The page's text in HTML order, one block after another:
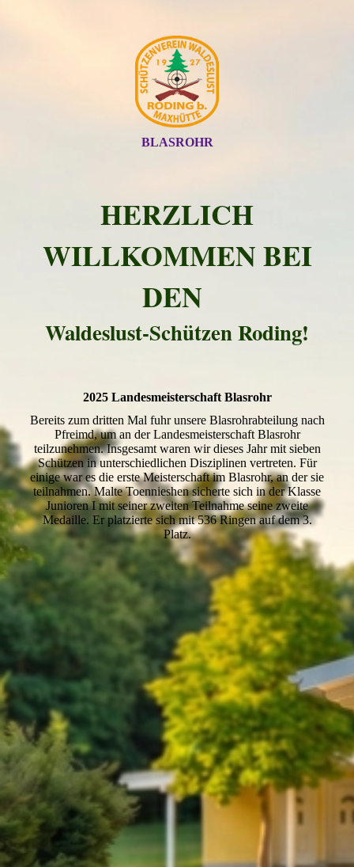
BLASROHR
HERZLICH
WILLKOMMEN BEI
DEN
Waldeslust-Schützen Roding!
2025 Landesmeisterschaft Blasrohr
Bereits zum dritten Mal fuhr unsere Blasrohrabteilung nach
Pfreimd, um an der Landesmeisterschaft Blasrohr
teilzunehmen. Insgesamt waren wir dieses Jahr mit sieben
Schützen in unterschiedlichen Disziplinen vertreten. Für
einige war es die erste Meisterschaft im Blasrohr, an der sie
teilnahmen. Malte Toennieshen sicherte sich in der Klasse
Junioren I mit seiner zweiten Teilnahme seine zweite
Medaille. Er platzierte sich mit 536 Ringen auf dem 3.
Platz.